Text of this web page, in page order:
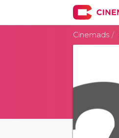
Cinemads